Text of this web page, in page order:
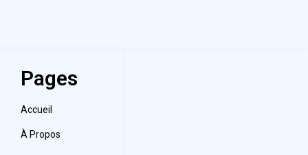
Pages
Accueil
À Propos